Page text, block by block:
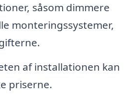
såsom dimmere
monteringssystemer,
af installationen kan
priserne.